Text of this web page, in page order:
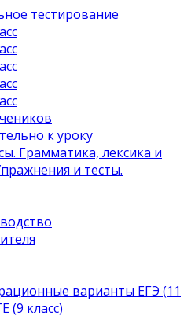
тестирование
к уроку
Грамматика, лексика и
и тесты.
варианты ЕГЭ (11
(9 класс)